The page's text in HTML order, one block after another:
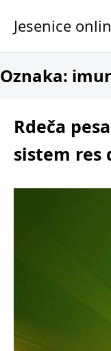
Skip to content
Jesenice
Oznaka:
Rdeča
sistem res